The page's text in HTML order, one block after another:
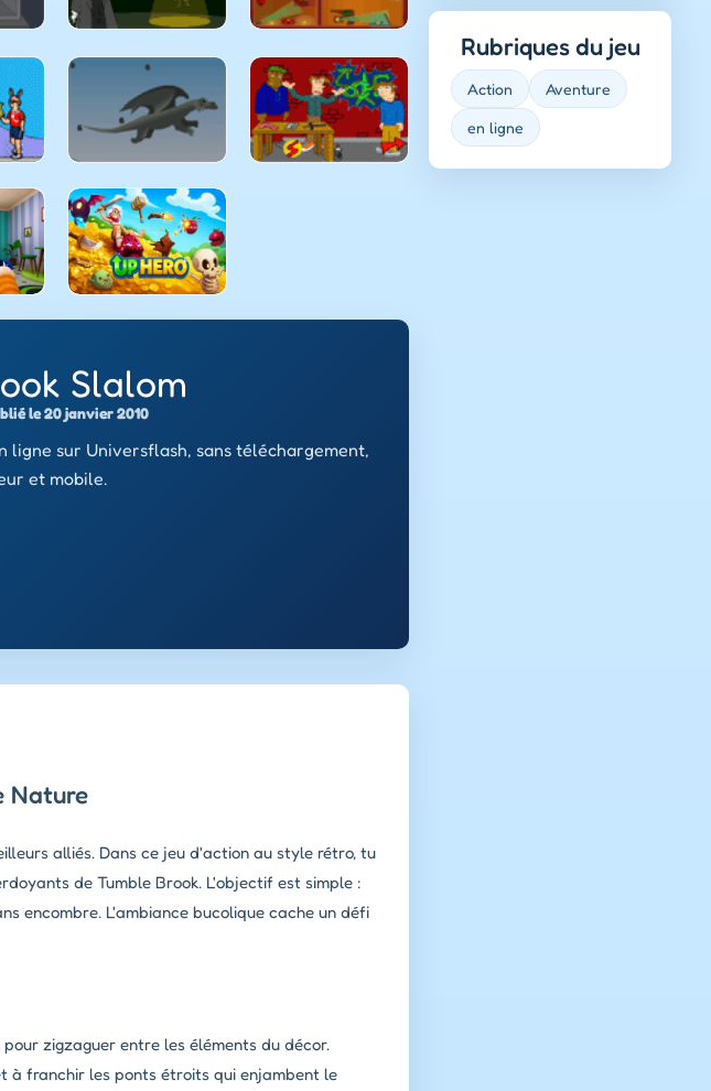
Slalom
le 20 janvier 2010
sur Universflash, sans téléchargement,
et mobile.
Nature
alliés. Dans ce jeu d'action au style rétro, tu
de Tumble Brook. L'objectif est simple :
encombre. L'ambiance bucolique cache un défi
zigzaguer entre les éléments du décor.
à franchir les ponts étroits qui enjambent le
Rubriques du jeu
Action Aventure
en ligne